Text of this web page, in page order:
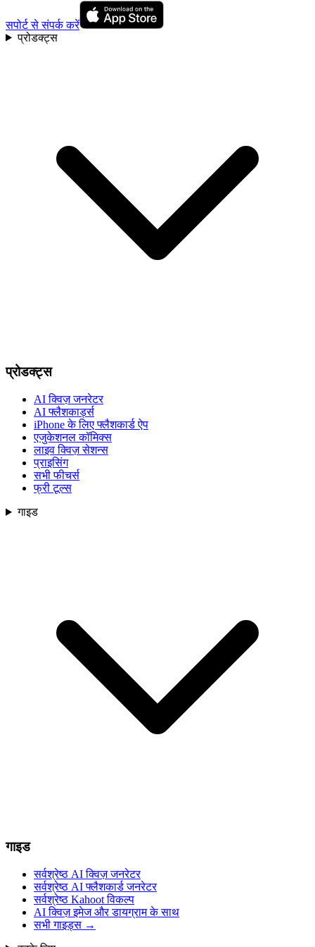
सपोर्ट से संपर्क करें
प्रोडक्ट्स
प्रोडक्ट्स
AI क्विज़ जनरेटर
AI फ्लैशकार्ड्स
iPhone के लिए फ्लैशकार्ड ऐप
एजुकेशनल कॉमिक्स
लाइव क्विज़ सेशन्स
प्राइसिंग
सभी फीचर्स
फ्री टूल्स
गाइड
गाइड
सर्वश्रेष्ठ AI क्विज़ जनरेटर
सर्वश्रेष्ठ AI फ्लैशकार्ड जनरेटर
सर्वश्रेष्ठ Kahoot विकल्प
AI क्विज़ इमेज और डायग्राम के साथ
सभी गाइड्स →